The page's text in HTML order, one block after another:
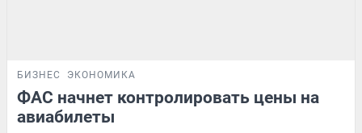
БИЗНЕС ЭКОНОМИКА
ФАС начнет контролировать цены на
авиабилеты